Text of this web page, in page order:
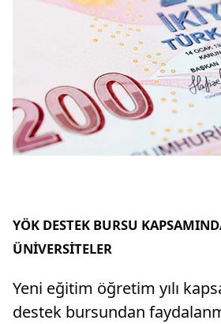
YÖK DESTEK BURSU
ÜNİVERSİTELER
Yeni eğitim öğretim yılı
destek bursundan